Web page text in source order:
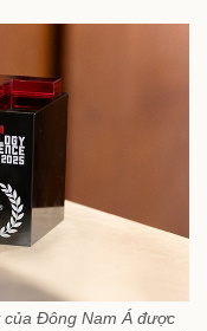
của Đông Nam Á được